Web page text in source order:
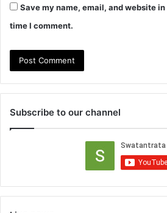
Save my name, email, and website
time I comment.
Subscribe to our channel